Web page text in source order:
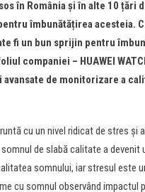
în România și în alte 10 țări
îmbunătățirea acesteia.
fi un bun sprijin pentru
companiei – HUAWEI
de monitorizare a
cu un nivel ridicat de stres
de slabă calitate a
somnului, iar stresul este
cu somnul observând impactul